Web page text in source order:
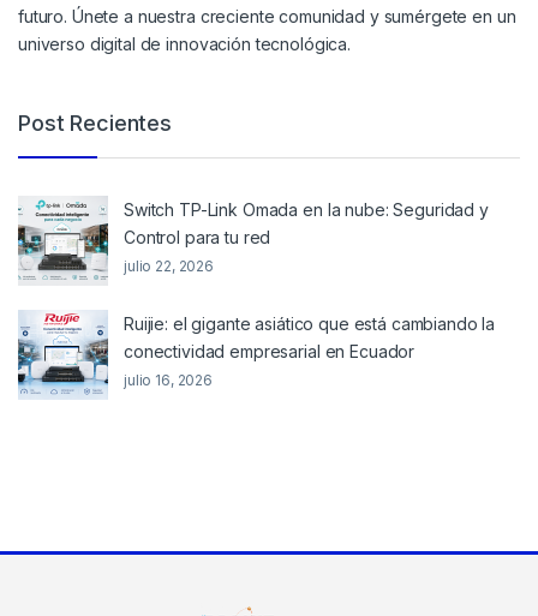
futuro. Únete a nuestra creciente comunidad y sumérgete en un
universo digital de innovación tecnológica.
Post Recientes
Switch TP-Link Omada en la nube: Seguridad y
Control para tu red
julio 22, 2026
Ruijie: el gigante asiático que está cambiando la
conectividad empresarial en Ecuador
julio 16, 2026